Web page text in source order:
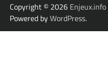
Copyright © 2026 Enjeux.info
Powered byWordPress.